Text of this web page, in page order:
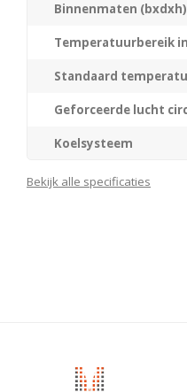
Binnenmaten (bxdxh)
Temperatuurbereik
Standaard
Geforceerde lucht
Koelsysteem
Materiaal/kleur
Bekijk alle specificaties